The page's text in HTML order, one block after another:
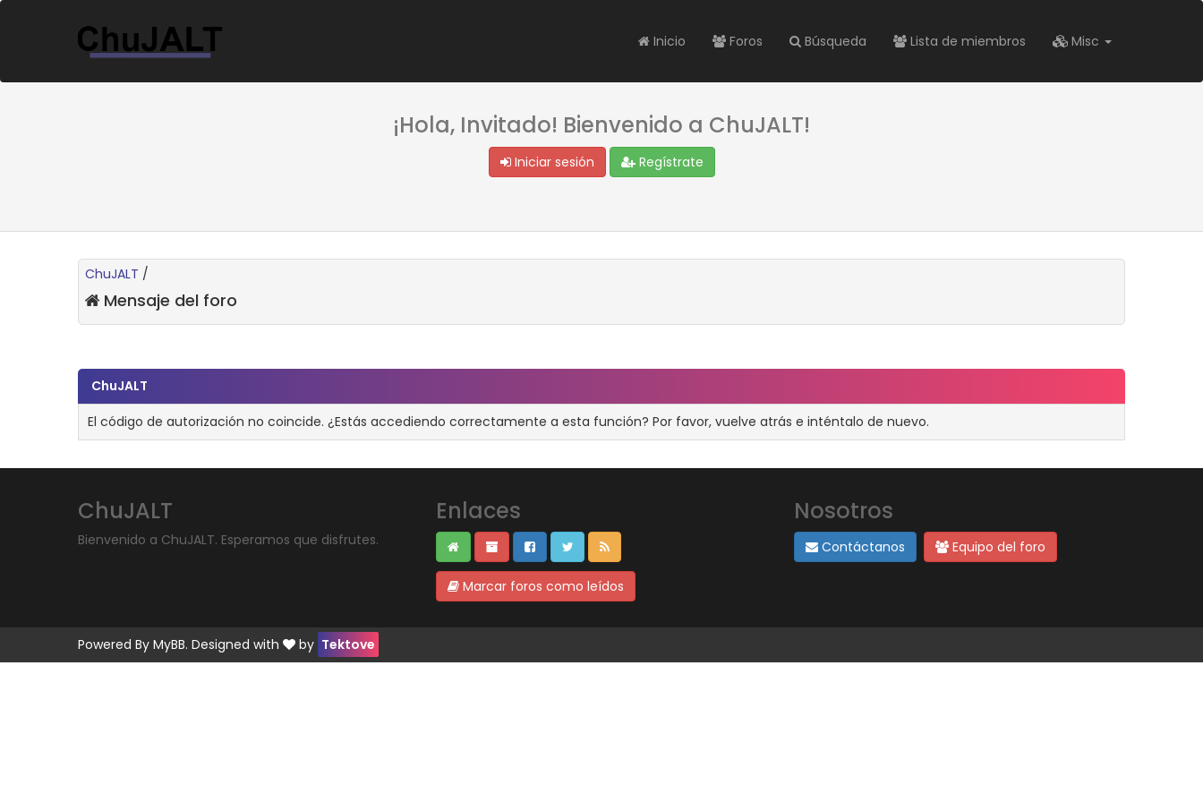
Inicio Foros Búsqueda Lista de miembros Misc
¡Hola, Invitado! Bienvenido a ChuJALT!
Iniciar sesión Regístrate
ChuJALT /
Mensaje del foro
ChuJALT
El código de autorización no coincide. ¿Estás accediendo correctamente a esta función? Por favor, vuelve atrás e inténtalo de nuevo.
ChuJALT
Bienvenido a ChuJALT. Esperamos que disfrutes.
Enlaces
Marcar foros como leídos
Nosotros
Contáctanos Equipo del foro
Powered By MyBB. Designed with by Tektove